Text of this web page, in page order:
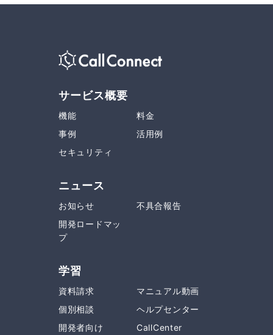
サービス概要
機能
料金
事例
活用例
セキュリティ
ニュース
お知らせ
不具合報告
開発ロードマッ
プ
学習
資料請求
マニュアル動画
個別相談
ヘルプセンター
開発者向け
CallCenter